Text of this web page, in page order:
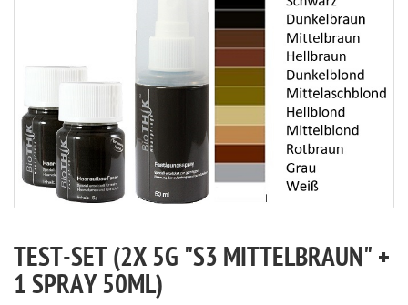
TEST-SET (2X 5G "S3 MITTELBRAUN" +
1 SPRAY 50ML)